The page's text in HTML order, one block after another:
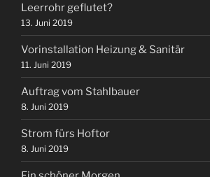
Leerrohr geflutet?
13. Juni 2019
Vorinstallation Heizung & Sanitär
11. Juni 2019
Auftrag vom Stahlbauer
8. Juni 2019
Strom fürs Hoftor
8. Juni 2019